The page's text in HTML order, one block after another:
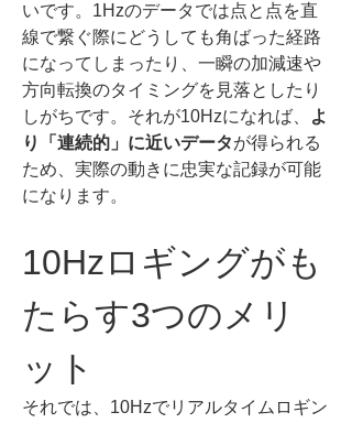
いです。1Hzのデータでは点と点を直
線で繋ぐ際にどうしても角ばった経路
になってしまったり、一瞬の加減速や
方向転換のタイミングを見落としたり
しがちです。それが10Hzになれば、
よ
り「連続的」に近いデータが得られる
ため、実際の動きに忠実な記録が可能
になります。
10Hzロギングがも
たらす3つのメリ
ット
それでは、10Hzでリアルタイムロギン